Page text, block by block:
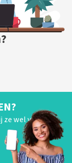
ze wel van je!